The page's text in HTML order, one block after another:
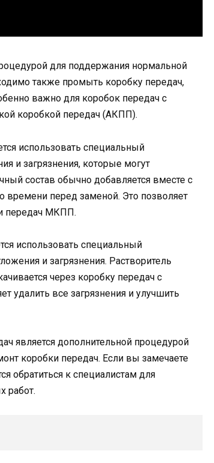
для поддержания нормальной
также промыть коробку передач,
важно для коробок передач с
коробкой передач (АКПП).
использовать специальный
и загрязнения, которые могут
состав обычно добавляется вместе с
времени перед заменой. Это позволяет
передач МКПП.
использовать специальный
и загрязнения. Растворитель
через коробку передач с
удалить все загрязнения и улучшить
является дополнительной процедурой
коробки передач. Если вы замечаете
обратиться к специалистам для
работ.